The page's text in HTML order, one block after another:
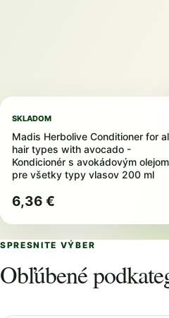
SKLADOM
Madis Herbolive Conditioner for
hair types with avocado -
Kondicionér s avokádovým olejom
pre všetky typy vlasov 200 ml
6,36 €
SPRESNITE VÝBER
Obľúbené